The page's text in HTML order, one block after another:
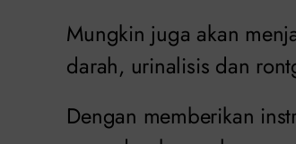
Mungkin juga akan
darah, urinalisis dan
Dengan memberikan